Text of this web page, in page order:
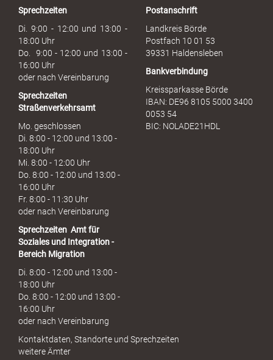
u
h
Sprechzeiten
Di. 9:00 - 12:00 und 13:00 -
18:00 Uhr
Do. 9:00 - 12:00 und 13:00 -
16:00 Uhr
oder nach Vereinbarung
Sprechzeiten
Straßenverkehrsamt
Mo. geschlossen
Di. 8:00 - 12:00 und 13:00 -
18:00 Uhr
Mi. 8:00 - 12:00 Uhr
Do. 8:00 - 12:00 und 13:00 -
16:00 Uhr
Fr. 8:00 - 11:30 Uhr
oder nach Vereinbarung
Sprechzeiten Amt für
Soziales und Integration -
Bereich Migration
Di. 8:00 - 12:00 und 13:00 -
18:00 Uhr
Do. 8:00 - 12:00 und 13:00 -
16:00 Uhr
oder nach Vereinbarung
Postanschrift
Landkreis Börde
Postfach 10 01 53
39331 Haldensleben
Bankverbindung
Kreissparkasse Börde
IBAN: DE96 8105 5000 3400
0053 54
BIC: NOLADE21HDL
Kontaktdaten, Standorte und Sprechzeiten
weitere Ämter